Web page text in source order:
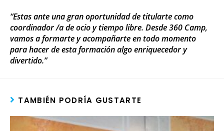
“Estas ante una gran oportunidad de titularte como
coordinador /a de ocio y tiempo libre. Desde 360 Camp,
vamos a formarte y acompañarte en todo momento
para hacer de esta formación algo enriquecedor y
divertido.”
TAMBIÉN PODRÍA GUSTARTE